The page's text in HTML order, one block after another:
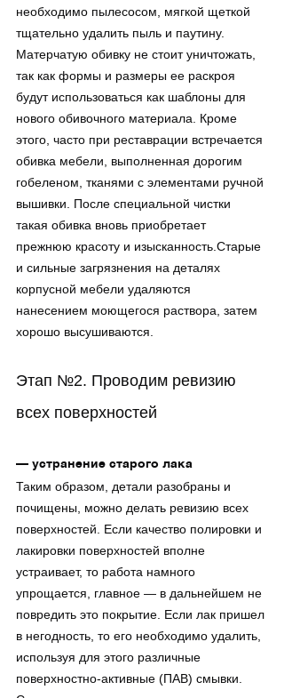
необходимо пылесосом, мягкой щеткой
тщательно удалить пыль и паутину.
Матерчатую обивку не стоит уничтожать,
так как формы и размеры ее раскроя
будут использоваться как шаблоны для
нового обивочного материала. Кроме
этого, часто при реставрации встречается
обивка мебели, выполненная дорогим
гобеленом, тканями с элементами ручной
вышивки. После специальной чистки
такая обивка вновь приобретает
прежнюю красоту и изысканность.Старые
и сильные загрязнения на деталях
корпусной мебели удаляются
нанесением моющегося раствора, затем
хорошо высушиваются.
Этап №2. Проводим ревизию
всех поверхностей
— устранение старого лака
Таким образом, детали разобраны и
почищены, можно делать ревизию всех
поверхностей. Если качество полировки и
лакировки поверхностей вполне
устраивает, то работа намного
упрощается, главное — в дальнейшем не
повредить это покрытие. Если лак пришел
в негодность, то его необходимо удалить,
используя для этого различные
поверхностно-активные (ПАВ) смывки.